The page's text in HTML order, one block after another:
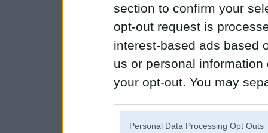
section to confirm your
opt-out request is
interest-based ads based
us or personal
your opt-out. You may
Personal Data Processing Opt Outs